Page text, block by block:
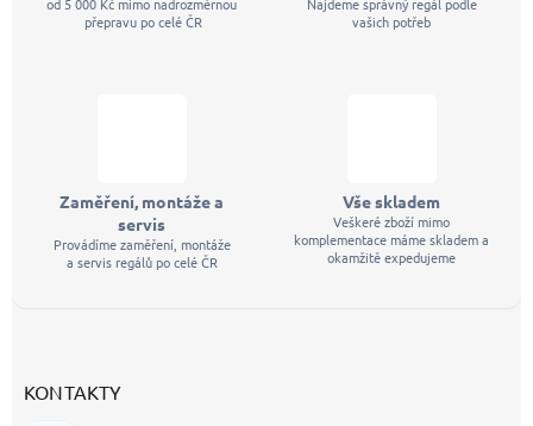
přepravu po celé ČR
vašich potřeb
Zaměření, montáže a
servis
Provádíme zaměření, montáže
a servis regálů po celé ČR
Vše skladem
Veškeré zboží mimo
komplementace máme skladem a
okamžitě expedujeme
KONTAKTY